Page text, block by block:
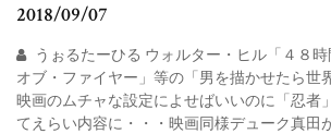
2018/09/07
うぉるたーひる ウォルター・ヒル「４８時
オブ・ファイヤー」等の「男を描かせたら世
映画のムチャな設定によせばいいのに「忍者
てえらい内容に・・・映画同様デューク真田